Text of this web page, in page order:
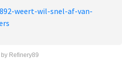
weert-wil-snel-af-van-
Refinery89